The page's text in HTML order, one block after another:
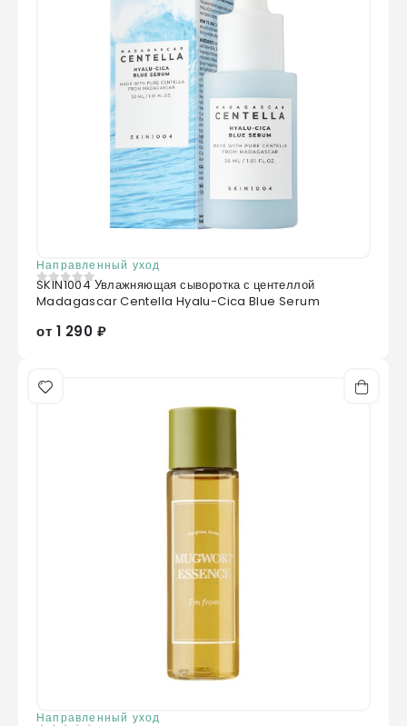
Направленный уход
0из 5
SKIN1004 Увлажняющая сыворотка с центеллой
Madagascar Centella Hyalu-Cica Blue Serum
от 1 290 ₽
Направленный уход